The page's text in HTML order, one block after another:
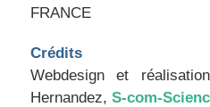
FRANCE
Crédits
Webdesign et
Hernandez, S-com-